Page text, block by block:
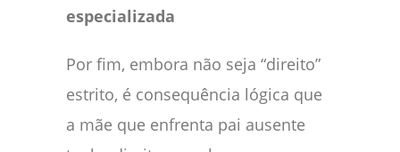
especializada
Por fim, embora não seja “direito”
estrito, é consequência lógica que
a mãe que enfrenta pai ausente